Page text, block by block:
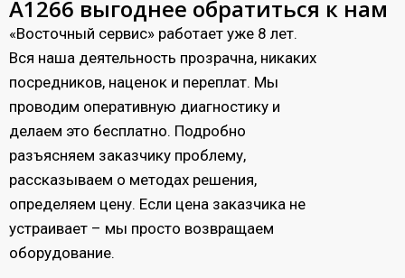
А1266 выгоднее обратиться к нам
«Восточный сервис» работает уже 8 лет.
Вся наша деятельность прозрачна, никаких
посредников, наценок и переплат. Мы
проводим оперативную диагностику и
делаем это бесплатно. Подробно
разъясняем заказчику проблему,
рассказываем о методах решения,
определяем цену. Если цена заказчика не
устраивает – мы просто возвращаем
оборудование.